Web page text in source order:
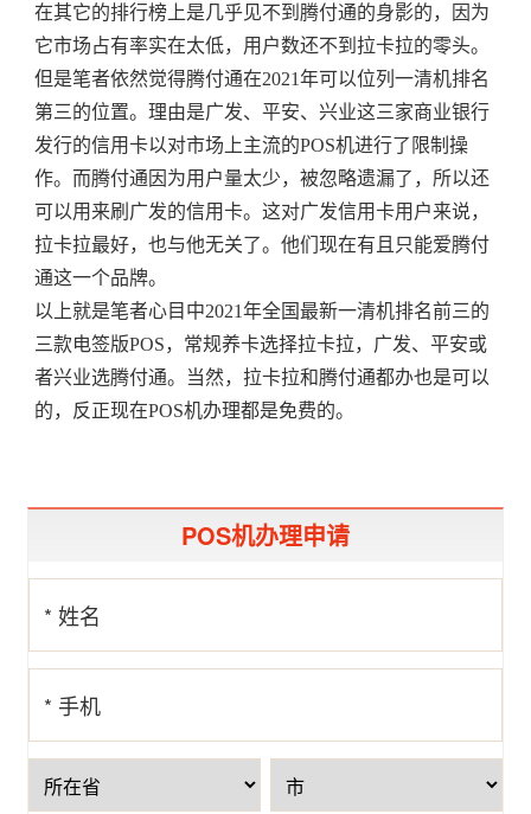
在其它的排行榜上是几乎见不到腾付通的身影的，因为
它市场占有率实在太低，用户数还不到拉卡拉的零头。
但是笔者依然觉得腾付通在2021年可以位列一清机排名
第三的位置。理由是广发、平安、兴业这三家商业银行
发行的信用卡以对市场上主流的POS机进行了限制操
作。而腾付通因为用户量太少，被忽略遗漏了，所以还
可以用来刷广发的信用卡。这对广发信用卡用户来说，
拉卡拉最好，也与他无关了。他们现在有且只能爱腾付
通这一个品牌。
以上就是笔者心目中2021年全国最新一清机排名前三的
三款电签版POS，常规养卡选择拉卡拉，广发、平安或
者兴业选腾付通。当然，拉卡拉和腾付通都办也是可以
的，反正现在POS机办理都是免费的。
POS机办理申请
* 姓名
* 手机
号